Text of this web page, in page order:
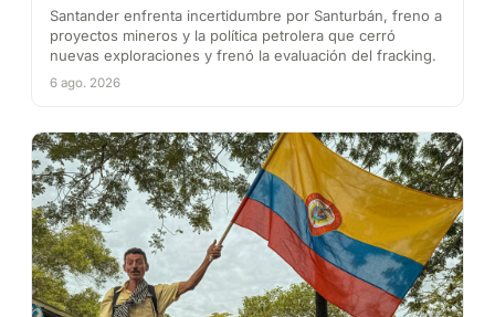
Santander enfrenta incertidumbre por Santurbán, freno a
proyectos mineros y la política petrolera que cerró
nuevas exploraciones y frenó la evaluación del fracking.
6 ago. 2026